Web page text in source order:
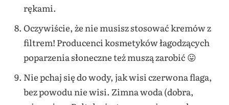
rękami.
Oczywiście, że nie musisz stosować kremów z
filtrem! Producenci kosmetyków łagodzących
poparzenia słoneczne też muszą zarobić 😛
Nie pchaj się do wody, jak wisi czerwona flaga,
bez powodu nie wisi. Zimna woda (dobra,